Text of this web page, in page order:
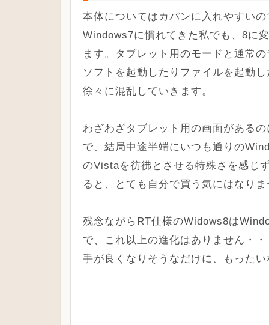
本体についてはカバンに入れやすい
Windows7に慣れてきた私でも、8に
ます。タブレット用のモードと通常
ソフトを起動したりファイルを起動
徐々に混乱していきます。
わざわざタブレット用の画面がある
で、結局中途半端にいつも通りの
のVistaを彷彿とさせる特殊さを感じ
ると、とても自分で買う気にはなり
残念ながらRT仕様のWidows8は
で、これ以上の進化はありません・
手が良くなりそうなだけに、もった